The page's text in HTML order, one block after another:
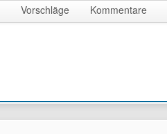
Vorschläge Kommentare